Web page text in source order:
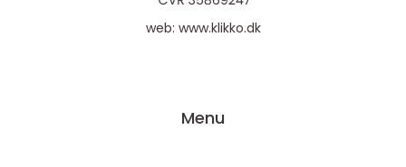
web: www.klikko.dk
Menu